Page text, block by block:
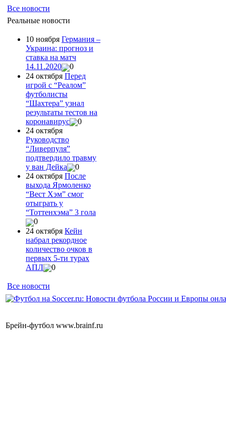
Все новости
Реальные новости
10 ноября Германия –
Украина: прогноз и
ставка на матч
14.11.2020
0
24 октября Перед
игрой с “Реалом”
футболисты
“Шахтера” узнал
результаты тестов на
коронавирус
0
24 октября
Руководство
“Ливерпуля”
подтвердило травму
у ван Дейка
0
24 октября После
выхода Ярмоленко
“Вест Хэм” смог
отыграть у
“Тоттенхэма” 3 гола
0
24 октября Кейн
набрал рекордное
количество очков в
первых 5-ти турах
АПЛ
0
Все новости
Брейн-футбол www.brainf.ru